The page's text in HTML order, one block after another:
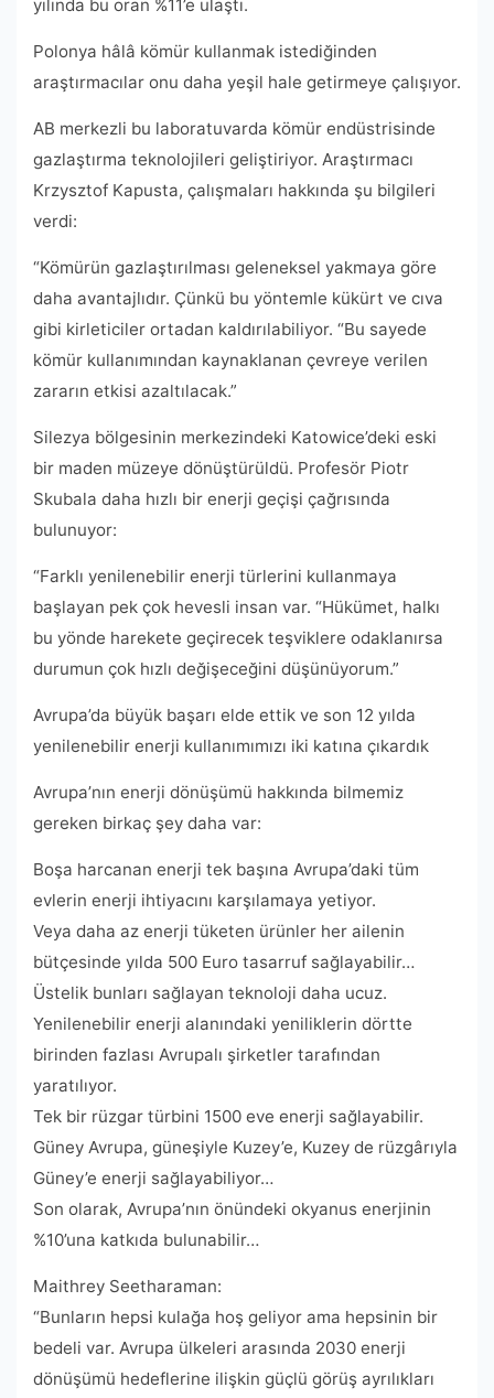
yılında bu oran %11’e ulaştı.
Polonya hâlâ kömür kullanmak istediğinden
araştırmacılar onu daha yeşil hale getirmeye çalışıyor.
AB merkezli bu laboratuvarda kömür endüstrisinde
gazlaştırma teknolojileri geliştiriyor. Araştırmacı
Krzysztof Kapusta, çalışmaları hakkında şu bilgileri
verdi:
“Kömürün gazlaştırılması geleneksel yakmaya göre
daha avantajlıdır. Çünkü bu yöntemle kükürt ve cıva
gibi kirleticiler ortadan kaldırılabiliyor. “Bu sayede
kömür kullanımından kaynaklanan çevreye verilen
zararın etkisi azaltılacak.”
Silezya bölgesinin merkezindeki Katowice’deki eski
bir maden müzeye dönüştürüldü. Profesör Piotr
Skubala daha hızlı bir enerji geçişi çağrısında
bulunuyor:
“Farklı yenilenebilir enerji türlerini kullanmaya
başlayan pek çok hevesli insan var. “Hükümet, halkı
bu yönde harekete geçirecek teşviklere odaklanırsa
durumun çok hızlı değişeceğini düşünüyorum.”
Avrupa’da büyük başarı elde ettik ve son 12 yılda
yenilenebilir enerji kullanımımızı iki katına çıkardık
Avrupa’nın enerji dönüşümü hakkında bilmemiz
gereken birkaç şey daha var:
Boşa harcanan enerji tek başına Avrupa’daki tüm
evlerin enerji ihtiyacını karşılamaya yetiyor.
Veya daha az enerji tüketen ürünler her ailenin
bütçesinde yılda 500 Euro tasarruf sağlayabilir…
Üstelik bunları sağlayan teknoloji daha ucuz.
Yenilenebilir enerji alanındaki yeniliklerin dörtte
birinden fazlası Avrupalı ​​şirketler tarafından
yaratılıyor.
Tek bir rüzgar türbini 1500 eve enerji sağlayabilir.
Güney Avrupa, güneşiyle Kuzey’e, Kuzey de rüzgârıyla
Güney’e enerji sağlayabiliyor…
Son olarak, Avrupa’nın önündeki okyanus enerjinin
%10’una katkıda bulunabilir…
Maithrey Seetharaman:
“Bunların hepsi kulağa hoş geliyor ama hepsinin bir
bedeli var. Avrupa ülkeleri arasında 2030 enerji
dönüşümü hedeflerine ilişkin güçlü görüş ayrılıkları